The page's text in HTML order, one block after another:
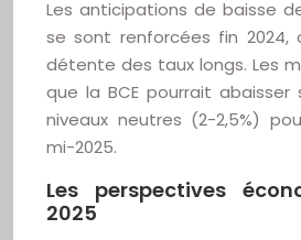
Les anticipations de baisse
se sont renforcées fin 2024,
détente des taux longs. Les
que la BCE pourrait abaisser
niveaux neutres (2-2,5%)
mi-2025.
Les perspectives
2025